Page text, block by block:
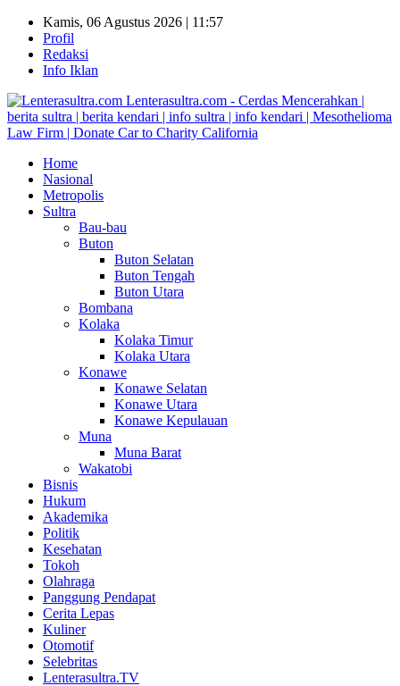
Kamis, 06 Agustus 2026 | 11:57
Profil
Redaksi
Info Iklan
Lenterasultra.com - Cerdas Mencerahkan |
berita sultra | berita kendari | info sultra | info kendari | Mesothelioma
Law Firm | Donate Car to Charity California
Home
Nasional
Metropolis
Sultra
Bau-bau
Buton
Buton Selatan
Buton Tengah
Buton Utara
Bombana
Kolaka
Kolaka Timur
Kolaka Utara
Konawe
Konawe Selatan
Konawe Utara
Konawe Kepulauan
Muna
Muna Barat
Wakatobi
Bisnis
Hukum
Akademika
Politik
Kesehatan
Tokoh
Olahraga
Panggung Pendapat
Cerita Lepas
Kuliner
Otomotif
Selebritas
Lenterasultra.TV